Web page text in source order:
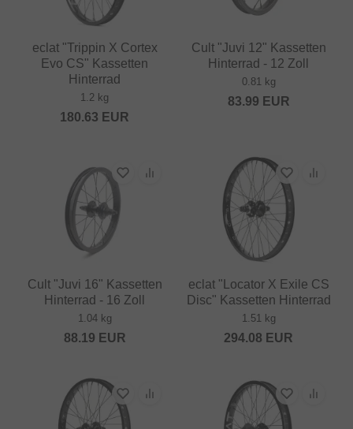
eclat "Trippin X Cortex
Evo CS" Kassetten
Hinterrad
1.2 kg
180.63 EUR
Cult "Juvi 12" Kassetten
Hinterrad - 12 Zoll
0.81 kg
83.99 EUR
Cult "Juvi 16" Kassetten
Hinterrad - 16 Zoll
1.04 kg
88.19 EUR
eclat "Locator X Exile CS
Disc" Kassetten Hinterrad
1.51 kg
294.08 EUR